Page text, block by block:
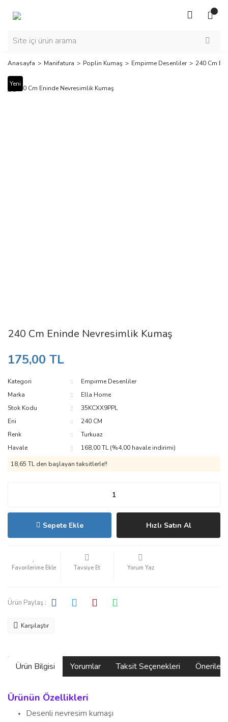
Anasayfa Manifatura Poplin Kumaş Empirme Desenliler 240 Cm
Yeni
240 Cm Eninde Nevresimlik Kumaş
175,00 TL
Kategori
Empirme Desenliler
Marka
Ella Home
Stok Kodu
35KCXX9PPL
Eni
240 CM
Renk
Turkuaz
Havale
168,00 TL (%4,00 havale indirimi)
18,65 TL den başlayan taksitlerle!!
Sepete Ekle Hızlı Satın Al
Tavsiye Et Yorum Yaz
Ürün Paylaş :
Karşılaştır
Ürün Bilgisi Yorumlar Taksit Seçenekleri
Ürünün Özellikleri
Desenli nevresim kumaşı